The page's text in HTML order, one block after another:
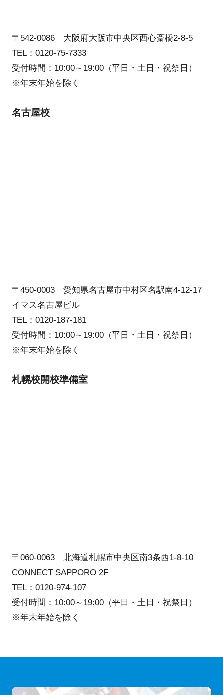
〒542-0086 大阪府大阪市中央区西心斎橋2-8-5
TEL：0120-75-7333
受付時間：10:00～19:00（平日・土日・祝祭日）
※年末年始を除く
名古屋校
〒450-0003 愛知県名古屋市中村区名駅南4-12-17
イマス名古屋ビル
TEL：0120-187-181
受付時間：10:00～19:00（平日・土日・祝祭日）
※年末年始を除く
札幌校開校準備室
〒060-0063 北海道札幌市中央区南3条西1-8-10
CONNECT SAPPORO 2F
TEL：0120-974-107
受付時間：10:00～19:00（平日・土日・祝祭日）
※年末年始を除く